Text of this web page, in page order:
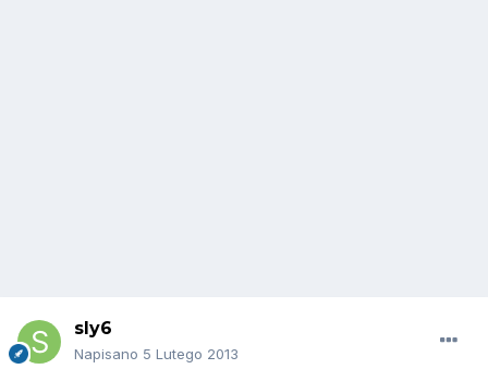
sly6
Napisano 5 Lutego 2013